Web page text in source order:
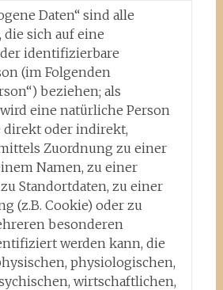
Daten“ sind alle
sich auf eine
identifizierbare
(im Folgenden
beziehen; als
eine natürliche Person
direkt oder indirekt,
Zuordnung zu einer
Namen, zu einer
Standortdaten, zu einer
(z.B. Cookie) oder zu
besonderen
werden kann, die
physiologischen,
wirtschaftlichen,